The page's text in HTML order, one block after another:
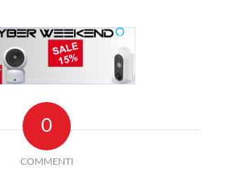
0
COMMENTI